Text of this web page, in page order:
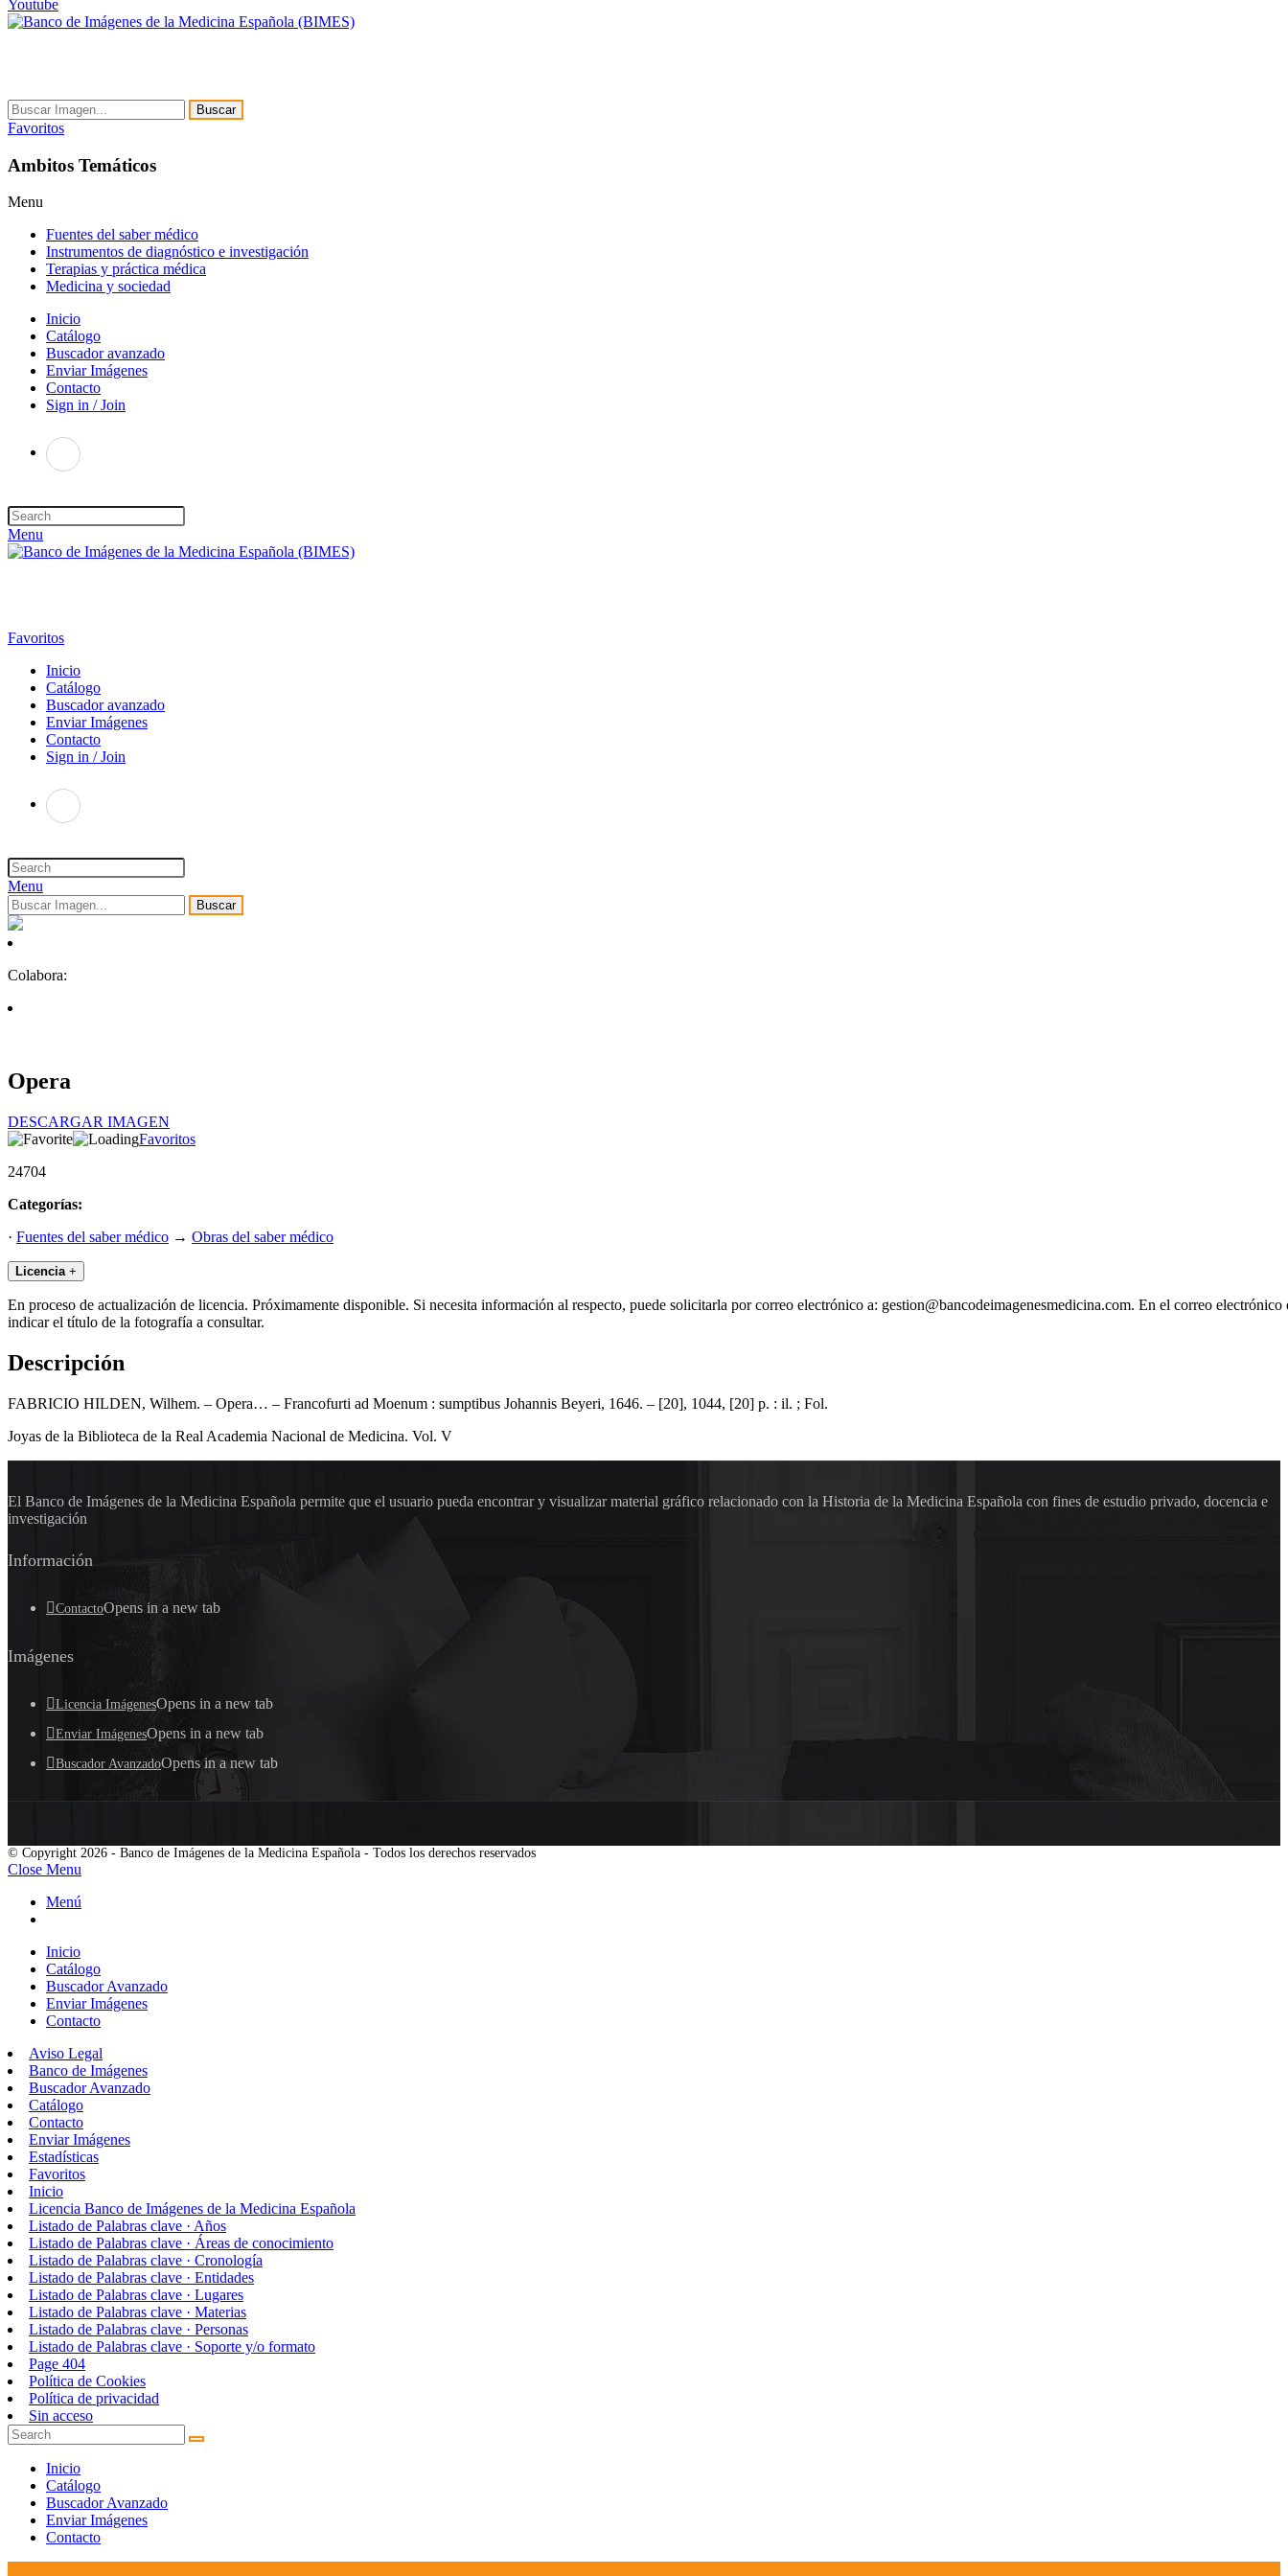
Youtube
Buscar
Favoritos
Ambitos Temáticos
Menu
Fuentes del saber médico
Instrumentos de diagnóstico e investigación
Terapias y práctica médica
Medicina y sociedad
Inicio
Catálogo
Buscador avanzado
Enviar Imágenes
Contacto
Sign in / Join
Menu
Favoritos
Inicio
Catálogo
Buscador avanzado
Enviar Imágenes
Contacto
Sign in / Join
Menu
Buscar
Colabora:
Opera
DESCARGAR IMAGEN
Favoritos
24704
Categorías:
· Fuentes del saber médico → Obras del saber médico
Licencia +
En proceso de actualización de licencia. Próximamente disponible. Si necesita información al respecto, puede solicitarla por correo electrónico a: gestion@bancodeimagenesmedicina.com. En el correo electrónico
indicar el título de la fotografía a consultar.
Descripción
FABRICIO HILDEN, Wilhem. – Opera… – Francofurti ad Moenum : sumptibus Johannis Beyeri, 1646. – [20], 1044, [20] p. : il. ; Fol.
Joyas de la Biblioteca de la Real Academia Nacional de Medicina. Vol. V
El Banco de Imágenes de la Medicina Española permite que el usuario pueda encontrar y visualizar material gráfico relacionado con la Historia de la Medicina Española con fines de estudio privado, docencia e
investigación
Información
ContactoOpens in a new tab
Imágenes
Licencia ImágenesOpens in a new tab
Enviar ImágenesOpens in a new tab
Buscador AvanzadoOpens in a new tab
© Copyright 2026 - Banco de Imágenes de la Medicina Española - Todos los derechos reservados
Close Menu
Menú
Inicio
Catálogo
Buscador Avanzado
Enviar Imágenes
Contacto
Aviso Legal
Banco de Imágenes
Buscador Avanzado
Catálogo
Contacto
Enviar Imágenes
Estadísticas
Favoritos
Inicio
Licencia Banco de Imágenes de la Medicina Española
Listado de Palabras clave · Años
Listado de Palabras clave · Áreas de conocimiento
Listado de Palabras clave · Cronología
Listado de Palabras clave · Entidades
Listado de Palabras clave · Lugares
Listado de Palabras clave · Materias
Listado de Palabras clave · Personas
Listado de Palabras clave · Soporte y/o formato
Page 404
Política de Cookies
Política de privacidad
Sin acceso
Inicio
Catálogo
Buscador Avanzado
Enviar Imágenes
Contacto